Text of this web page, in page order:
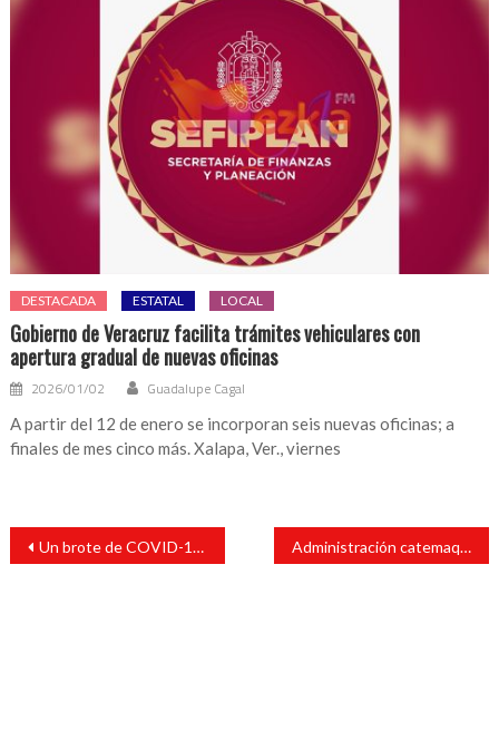
DESTACADA ESTATAL LOCAL
Gobierno de Veracruz facilita trámites vehiculares con
apertura gradual de nuevas oficinas
2026/01/02 Guadalupe Cagal
A partir del 12 de enero se incorporan seis nuevas oficinas; a
finales de mes cinco más. Xalapa, Ver., viernes
Navegación
entradas
Un brote de COVID-19 afecta al partido Morena Administración catemaqueña informa sobre celebraciones de muertos